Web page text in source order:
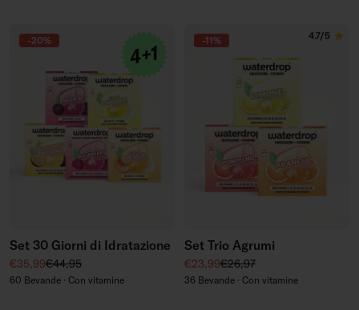
-20%
Set 30 Giorni di Idratazione
Prezzo di vendita
€35,99Prezzo regolare
€44,95
60 Bevande · Con vitamine
-11% 4.7/5
Set Trio Agrumi
Prezzo di vendita
€23,99Prezzo regolare
€26,97
36 Bevande · Con vitamine